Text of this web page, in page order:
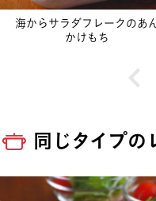
海からサラダフレークのあ
かけもち
同じタイプの